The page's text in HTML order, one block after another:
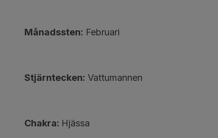
Månadssten: Februari
Stjärntecken: Vattumannen
Chakra: Hjässa